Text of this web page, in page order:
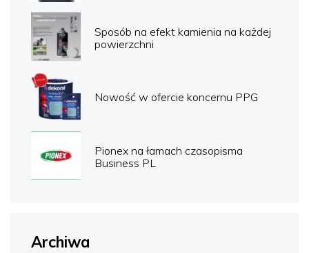
Sposób na efekt kamienia na każdej
powierzchni
Nowość w ofercie koncernu PPG
Pionex na łamach czasopisma
Business PL
Archiwa